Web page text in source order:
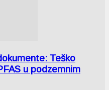
Teško
u podzemnim